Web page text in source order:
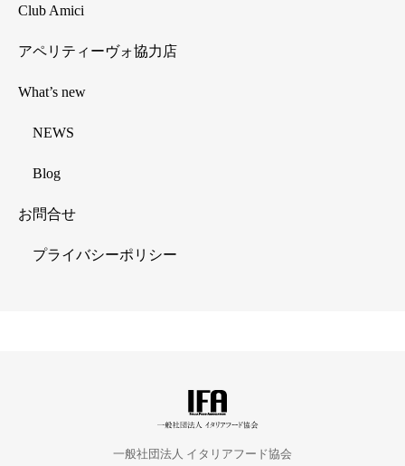
Club Amici
アペリティーヴォ協力店
What’s new
NEWS
Blog
お問合せ
プライバシーポリシー
一般社団法人 イタリアフード協会